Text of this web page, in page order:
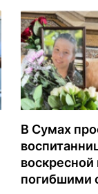
В Сумах
погибшими